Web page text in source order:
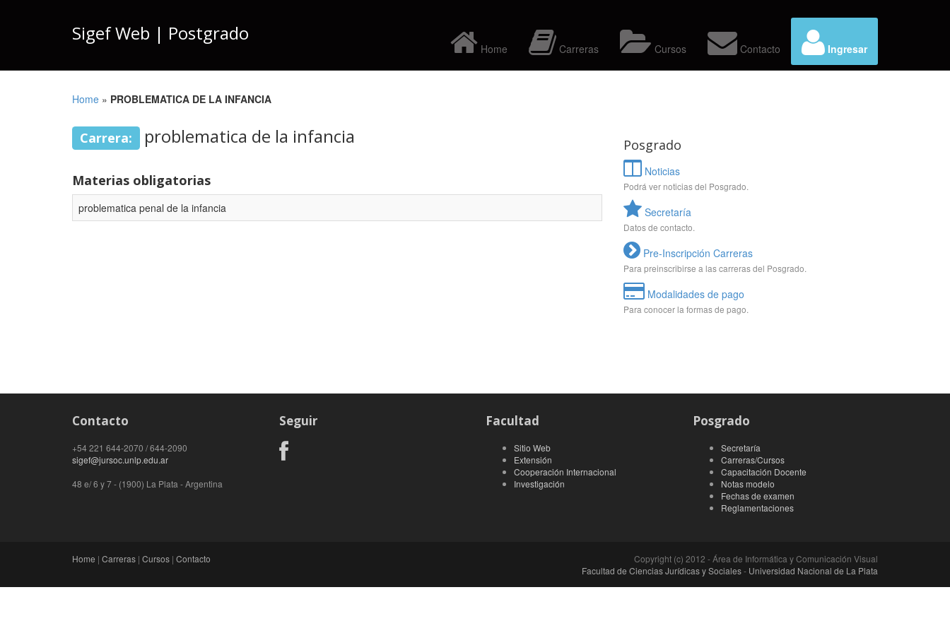
Sigef Web | Postgrado
Ingresar
Home Carreras Cursos Contacto
Home » PROBLEMATICA DE LA INFANCIA
Carrera: problematica de la infancia
Materias obligatorias
problematica penal de la infancia
Posgrado
Noticias
Podrá ver noticias del Posgrado.
Secretaría
Datos de contacto.
Pre-Inscripción Carreras
Para preinscribirse a las carreras del Posgrado.
Modalidades de pago
Para conocer la formas de pago.
Contacto
+54 221 644-2070 / 644-2090
sigef@jursoc.unlp.edu.ar
48 e/ 6 y 7 - (1900) La Plata - Argentina
Seguir Facultad
Sitio Web
Extensión
Cooperación Internacional
Investigación
Posgrado
Secretaría
Carreras/Cursos
Capacitación Docente
Notas modelo
Fechas de examen
Reglamentaciones
Home | Carreras | Cursos | Contacto
Copyright (c) 2012 - Área de Informática y Comunicación Visual
Facultad de Ciencias Jurídicas y Sociales- Universidad Nacional de La Plata